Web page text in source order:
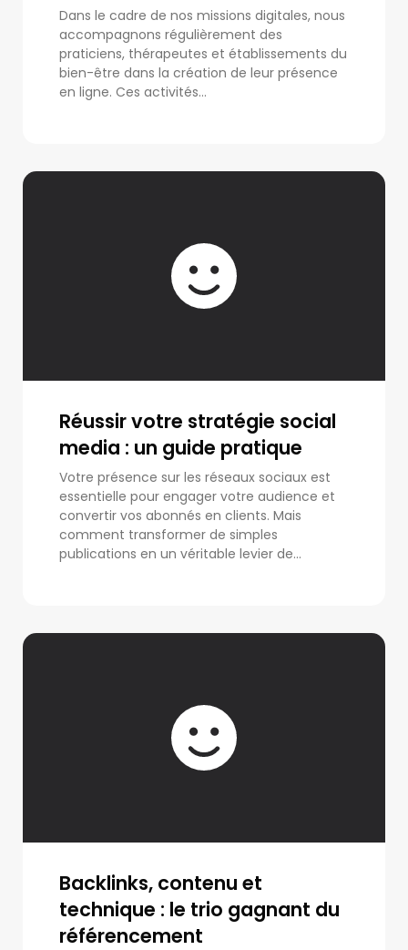
Dans le cadre de nos missions digitales, nous
accompagnons régulièrement des
praticiens, thérapeutes et établissements du
bien-être dans la création de leur présence
en ligne. Ces activités...
Réussir votre stratégie social
media : un guide pratique
Votre présence sur les réseaux sociaux est
essentielle pour engager votre audience et
convertir vos abonnés en clients. Mais
comment transformer de simples
publications en un véritable levier de...
Backlinks, contenu et
technique : le trio gagnant du
référencement